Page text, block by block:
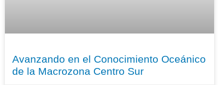
Avanzando en el Conocimiento Oceánico
de la Macrozona Centro Sur